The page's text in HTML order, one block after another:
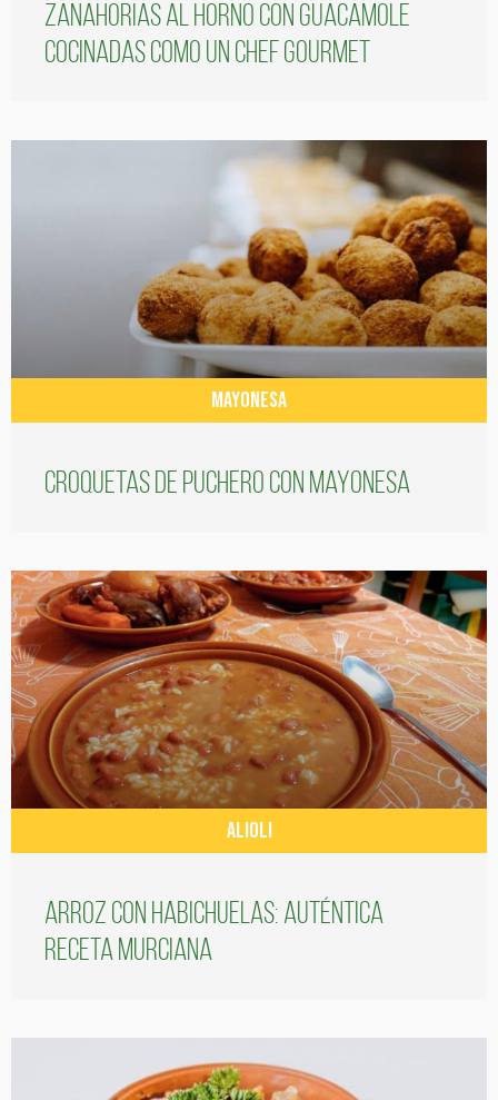
Zanahorias al horno con guacamole
cocinadas como un chef gourmet
MAYONESA
Croquetas de puchero con Mayonesa
ALIOLI
Arroz con habichuelas: auténtica
receta murciana